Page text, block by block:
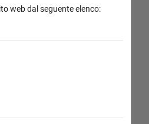
web dal seguente elenco: